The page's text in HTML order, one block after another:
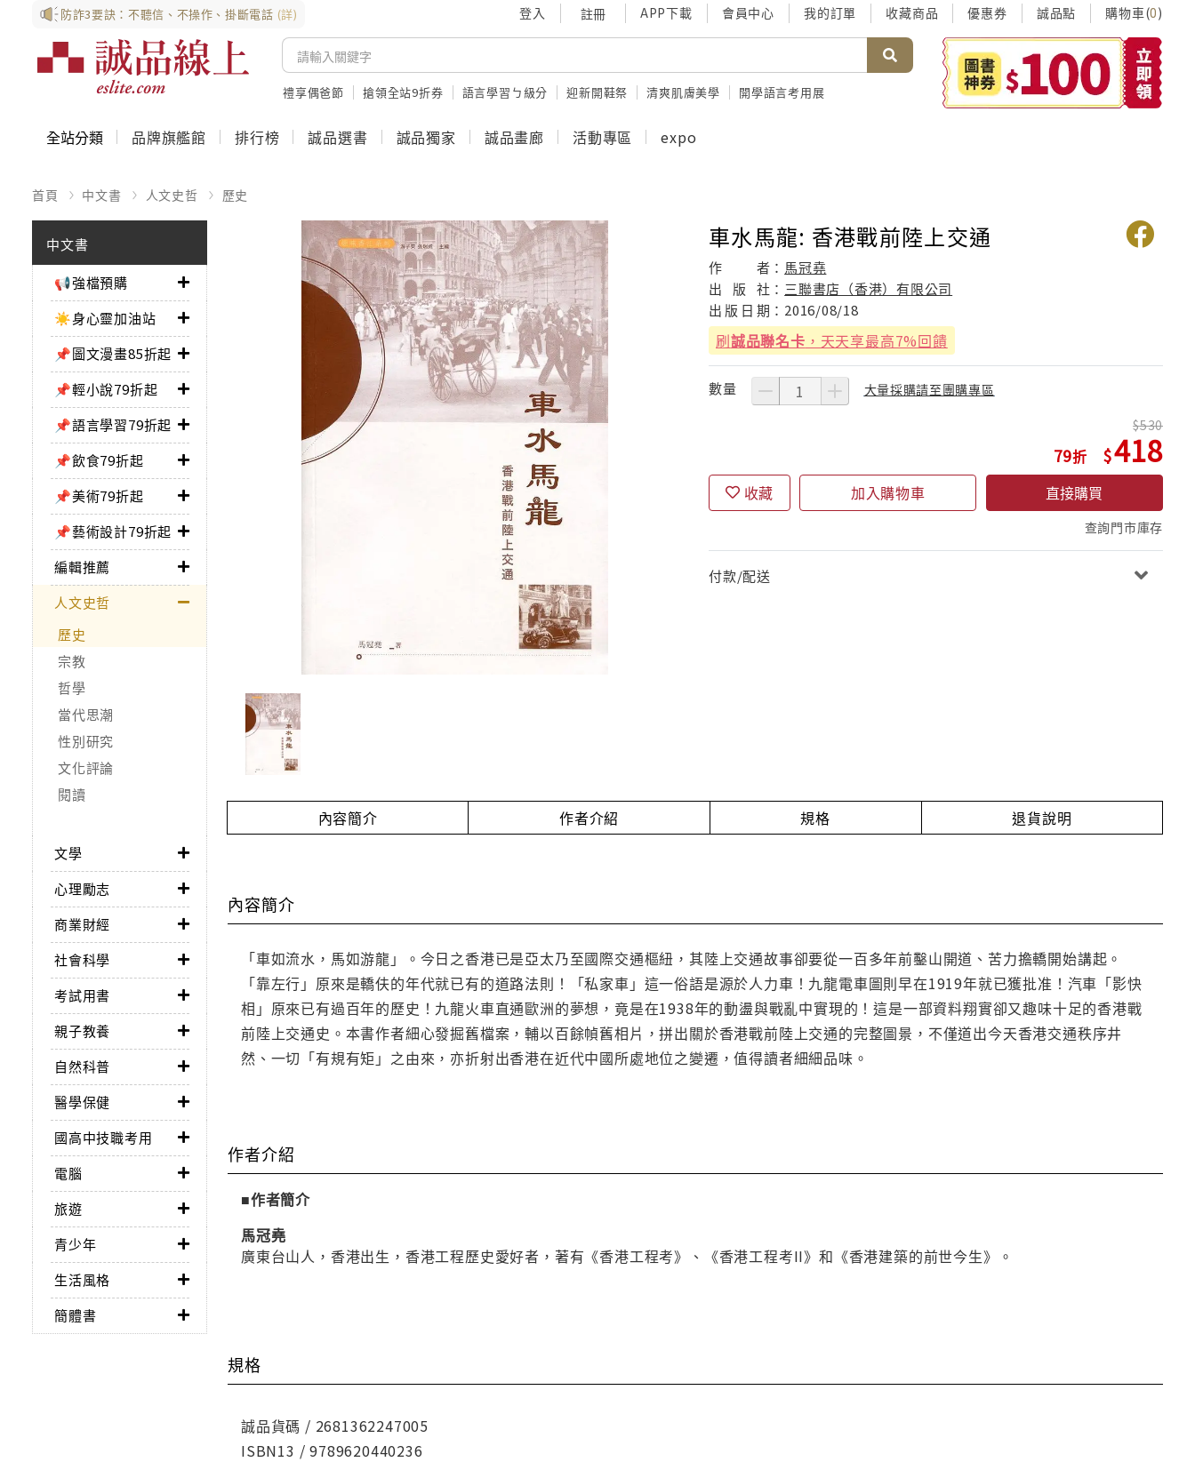
防詐3要訣：不聽信、不操作、掛斷電話 (詳) 登入 註冊 APP下載 會員中心 我的訂單 收藏商品 優惠券 誠品點 購物車(0)
禮享偶爸節 搶領全站9折券 語言學習ㄅ級分 迎新開鞋祭 清爽肌膚美學 開學語言考用展
全站分類 品牌旗艦館 排行榜 誠品選書 誠品獨家 誠品畫廊 活動專區 expo
首頁 中文書 人文史哲 歷史
中文書
📢強檔預購
☀️身心靈加油站
📌圖文漫畫85折起
📌輕小說79折起
📌語言學習79折起
📌飲食79折起
📌美術79折起
📌藝術設計79折起
編輯推薦
人文史哲
歷史
宗教
哲學
當代思潮
性別研究
文化評論
閱讀
文學
心理勵志
商業財經
社會科學
考試用書
親子教養
自然科普
醫學保健
國高中技職考用
電腦
旅遊
青少年
生活風格
簡體書
車水馬龍: 香港戰前陸上交通
作 者： 馬冠堯
出
版 社： 三聯書店（香港）有限公司
出 版 日 期： 2016/08/18
刷誠品聯名卡 ，天天享最高7%回饋
數量 大量採購請至團購專區
79
530
418
收藏 加入購物車 直接購買
查詢門市庫存
付款/配送
內容簡介 作者介紹 規格 退貨說明
內容簡介
「車如流水，馬如游龍」。今日之香港已是亞太乃至國際交通樞紐，其陸上交通故事卻要從一百多年前鑿山開道、苦力擔轎開始講起。
「靠左行」原來是轎伕的年代就已有的道路法則！「私家車」這一俗語是源於人力車！九龍電車圖則早在1919年就已獲批准！汽車「影快
相」原來已有過百年的歷史！九龍火車直通歐洲的夢想，竟是在1938年的動盪與戰亂中實現的！這是一部資料翔實卻又趣味十足的香港戰
前陸上交通史。本書作者細心發掘舊檔案，輔以百餘幀舊相片，拼出關於香港戰前陸上交通的完整圖景，不僅道出今天香港交通秩序井
然、一切「有規有矩」之由來，亦折射出香港在近代中國所處地位之變遷，值得讀者細細品味。
作者介紹
■作者簡介
馬冠堯
廣東台山人，香港出生，香港工程歷史愛好者，著有《香港工程考》、《香港工程考II》和《香港建築的前世今生》。
規格
誠品貨碼 / 2681362247005
ISBN13 / 9789620440236